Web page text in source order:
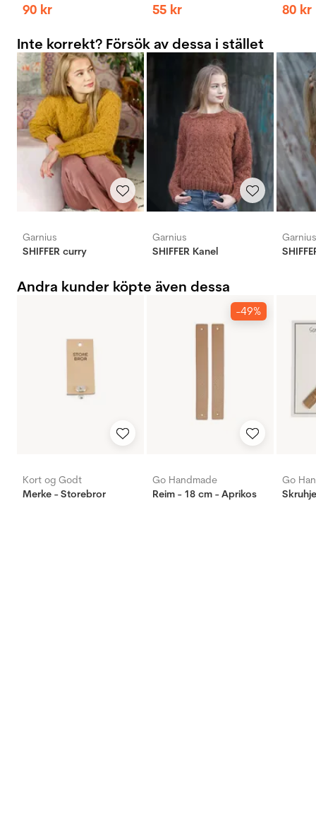
90 kr 55 kr 80 kr
Inte korrekt? Försök av dessa i stället
Garnius
SHIFFER curry
Garnius
SHIFFER Kanel
Garnius
Andra kunder köpte även dessa
Kort og Godt
Merke - Storebror
-49%
Go Handmade
Reim - 18 cm - Aprikos
Go